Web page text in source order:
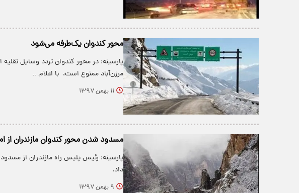
محور کندوان یک‌طرفه می‌شود
مرزن‌آباد ممنوع است، ‌ با اعلام…
۱۱ بهمن ۱۳۹۷
مسدود شدن محور کندوان مازندران از
پارسینه: رئیس پلیس راه مازندران از
داد.
۹ بهمن ۱۳۹۷